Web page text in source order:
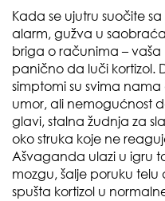
Kada se ujutru suočite
alarm, gužva u
briga o računima –
panično da luči kortizol.
simptomi su svima
umor, ali nemogućnost
glavi, stalna žudnja za
oko struka koje ne
Ašvaganda ulazi u igru
mozgu, šalje poruku
spušta kortizol u